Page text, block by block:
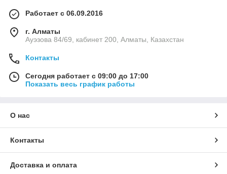
Работает с 06.09.2016
г. Алматы
Ауэзова 84/69, кабинет 200, Алматы, Казахстан
Контакты
Сегодня работает с 09:00 до 17:00
Показать весь график работы
О нас
Контакты
Доставка и оплата